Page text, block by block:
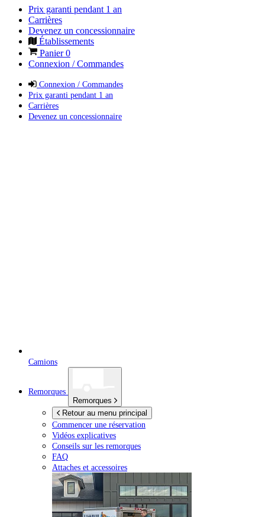
Prix garanti pendant 1 an
Carrières
Devenez un concessionnaire
Établissements
Panier0
Connexion / Commandes
Connexion / Commandes
Prix garanti pendant 1 an
Carrières
Devenez un concessionnaire
Camions
Remorques
Remorques
Retour au menu principal
Commencer une réservation
Vidéos explicatives
Conseils sur les remorques
FAQ
Attaches et accessoires